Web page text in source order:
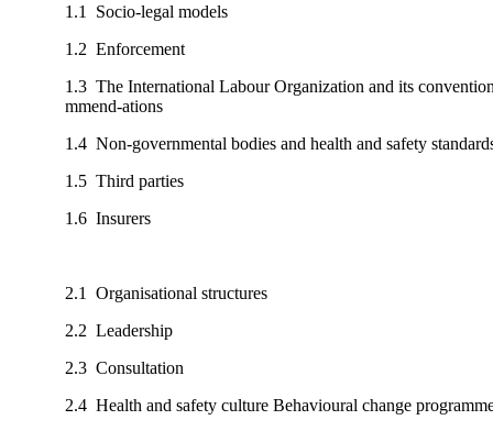
1.1 Socio-legal models
1.2 Enforcement
1.3 The International Labour Organization and its
mmend-ations
1.4 Non-governmental bodies and health and safety
1.5 Third parties
1.6 Insurers
2.1 Organisational structures
2.2 Leadership
2.3 Consultation
2.4 Health and safety culture Behavioural change